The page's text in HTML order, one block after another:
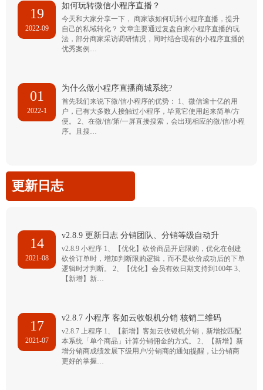
19
2022-09
如何玩转微信小程序直播？
今天和大家分享一下， 商家该如何玩转小程序直播，提升
自己的私域转化？ 文章主要通过复盘自家小程序直播的玩
法，部分商家采访调研情况，同时结合现有的小程序直播的
优秀案例…
01
2022-1
为什么做小程序直播商城系统?
首先我们来说下微/信小程序的优势： 1、微信逾十亿的用
户，已有大多数人接触过小程序，毕竟它使用起来简单/方
便。 2、在微/信/第/一屏直接搜索，会出现相应的微/信/小程
序。且搜…
更新日志
14
2021-08
v2.8.9 更新日志 分销团队、分销等级自动升
v2.8.9 小程序 1、【优化】砍价商品开启限购，优化在创建
砍价订单时，增加判断限购逻辑，而不是砍价成功后的下单
逻辑时才判断。 2、【优化】会员有效日期支持到100年 3、
【新增】新…
17
2021-07
v2.8.7 小程序 客如云收银机分销 核销二维码
v2.8.7 上程序 1、【新增】客如云收银机分销，新增按匹配
本系统「单个商品」计算分销佣金的方式。 2、【新增】新
增分销商成绩发展下级用户/分销商的通知提醒，让分销商
更好的掌握…